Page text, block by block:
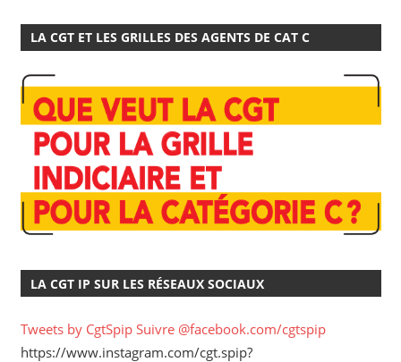
LA CGT ET LES GRILLES DES AGENTS DE CAT C
LA CGT IP SUR LES RÉSEAUX SOCIAUX
Tweets by CgtSpip Suivre @facebook.com/cgtspip
https://www.instagram.com/cgt.spip?